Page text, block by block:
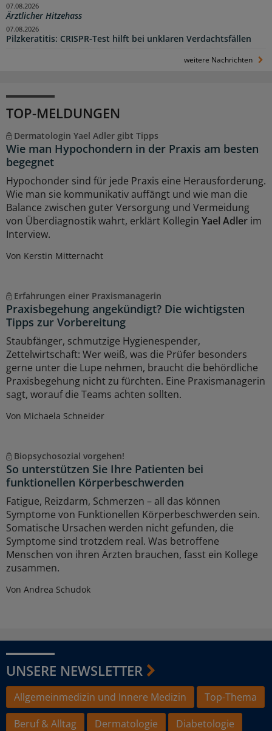
Ärztlicher Hitzehass
07.08.2026
Pilzkeratitis: CRISPR-Test hilft bei unklaren Verdachtsfällen
07.08.2026
weitere Nachrichten
TOP-MELDUNGEN
Dermatologin Yael Adler gibt Tipps
Wie man Hypochondern in der Praxis am besten
begegnet
Hypochonder sind für jede Praxis eine Herausforderung.
Wie man sie kommunikativ auffängt und wie man die
Balance zwischen guter Versorgung und Vermeidung
von Überdiagnostik wahrt, erklärt Kollegin Yael Adler im
Interview.
Von Kerstin Mitternacht
Erfahrungen einer Praxismanagerin
Praxisbegehung angekündigt? Die wichtigsten
Tipps zur Vorbereitung
Staubfänger, schmutzige Hygienespender,
Zettelwirtschaft: Wer weiß, was die Prüfer besonders
gerne unter die Lupe nehmen, braucht die behördliche
Praxisbegehung nicht zu fürchten. Eine Praxismanagerin
sagt, worauf die Teams achten sollten.
Von Michaela Schneider
Biopsychosozial vorgehen!
So unterstützen Sie Ihre Patienten bei
funktionellen Körperbeschwerden
Fatigue, Reizdarm, Schmerzen – all das können
Symptome von Funktionellen Körperbeschwerden sein.
Somatische Ursachen werden nicht gefunden, die
Symptome sind trotzdem real. Was betroffene
Menschen von ihren Ärzten brauchen, fasst ein Kollege
zusammen.
Von Andrea Schudok
UNSERE NEWSLETTER
Allgemeinmedizin und Innere Medizin
Top-Thema
Beruf & Alltag
Dermatologie
Diabetologie